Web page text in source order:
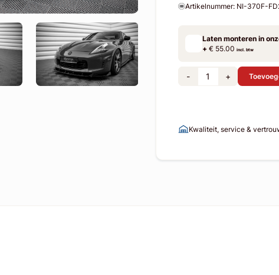
Artikelnummer: NI-370F-
Laten monteren in
+€ 55.00 incl. btw
- +
Kwaliteit, service &